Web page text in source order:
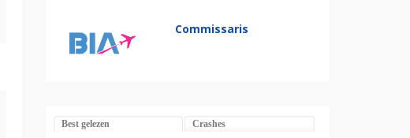
Commissaris
Best gelezen Crashes